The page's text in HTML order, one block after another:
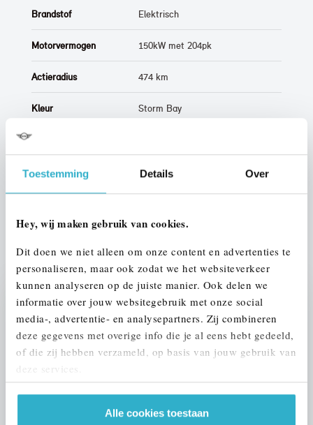
Toestemming Details Over
Hey, wij maken gebruik van cookies.
Dit doen we niet alleen om onze content en advertenties te
personaliseren, maar ook zodat we het websiteverkeer
kunnen analyseren op de juiste manier. Ook delen we
informatie over jouw websitegebruik met onze social
media-, advertentie- en analysepartners. Zij combineren
deze gegevens met overige info die je al eens hebt gedeeld,
of die zij hebben verzameld, op basis van jouw gebruik van
deze services.
Alle cookies toestaan
Stap 1 van 3
UW AUTO INRUILEN?
Brandstof Elektrisch
Motorvermogen 150kW met 204pk
Actieradius 474 km
Kleur Storm Bay
Btw/Marge BTW
ALLE OPTIES EN SPECIFICATIES